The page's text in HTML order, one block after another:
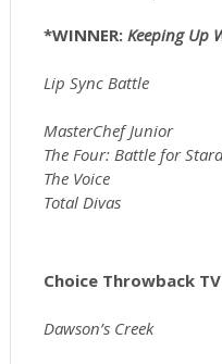
*WINNER: Keeping Up
Lip Sync Battle
MasterChef Junior
The Four: Battle for
The Voice
Total Divas
Choice Throwback
Dawson’s Creek